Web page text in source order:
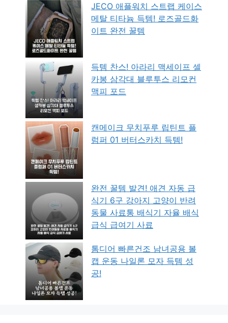
JECO 애플워치 스트랩 케이스
메탈 티타늄 득템! 로즈골드화
이트 완전 꿀템
득템 찬스! 아라리 맥세이프 셀
카봉 삼각대 블루투스 리모컨
맥피 포드
캔메이크 무치푸루 립틴트 플
럼퍼 01 버터스카치 득템!
완전 꿀템 발견! 애견 자동 급
식기 6구 강아지 고양이 반려
동물 사료통 배식기 자율 배식
급식 급여기 사료
톰디어 빠른건조 남녀공용 볼
캡 운동 나일론 모자 득템 성
공!